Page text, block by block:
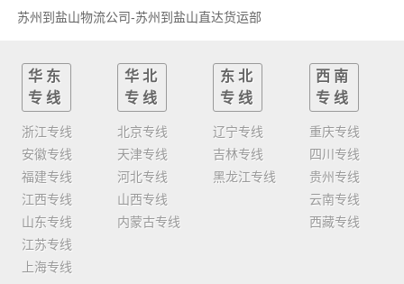
苏州到盐山物流公司-苏州到盐山直达货运部
华东
专线
浙江专线
安徽专线
福建专线
江西专线
山东专线
江苏专线
上海专线
华北
专线
北京专线
天津专线
河北专线
山西专线
内蒙古专线
东北
专线
辽宁专线
吉林专线
黑龙江专线
西南
专线
重庆专线
四川专线
贵州专线
云南专线
西藏专线